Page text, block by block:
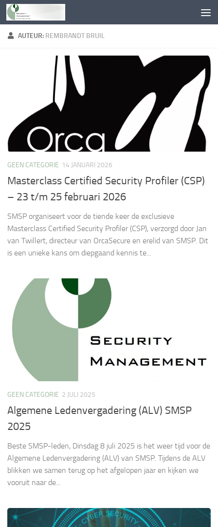
Doorgaan naar inhoud
AUTEUR: REMBRANDT BRUIL
GEEN CATEGORIE 14 JANUARI 2026
Masterclass Certified Security Profiler (CSP)
– 23 t/m 25 februari 2026
SMSP organiseert voor de tiende keer de exclusieve
Masterclass Certified Security Profiler (CSP), verzorgd door Jan
van Twillert, directeur van OrcaSecure en erelid van SMSP. Dit
is een unieke kans om diepgaand kennis te...
GEEN CATEGORIE 2 JULI 2025
Algemene Ledenvergadering (ALV) SMSP
2025
Beste SMSP-leden, Dinsdag 8 juli 2025 is het weer tijd voor de
Algemene Ledenvergadering (ALV) van SMSP. Tijdens de ALV
blikken we samen terug op het afgelopen jaar en kijken we
vooruit naar de...